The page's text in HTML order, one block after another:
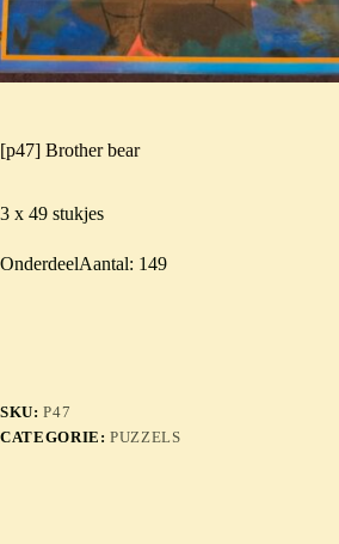
[p47] Brother bear
3 x 49 stukjes
OnderdeelAantal: 149
SKU:P47
CATEGORIE:PUZZELS